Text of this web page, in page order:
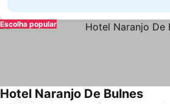
Escolha popular
Hotel Naranjo De Bulnes